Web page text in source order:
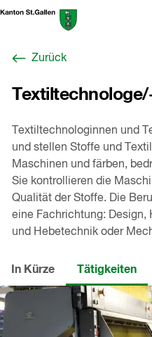
Zum
Berufswahl-
Startseite
Zurück
Textiltechnologinnen und
und stellen Stoffe und
Maschinen und färben,
Sie kontrollieren die
Qualität der Stoffe. Die
eine Fachrichtung: Design,
und Hebetechnik oder
In Kürze Tätigkeiten